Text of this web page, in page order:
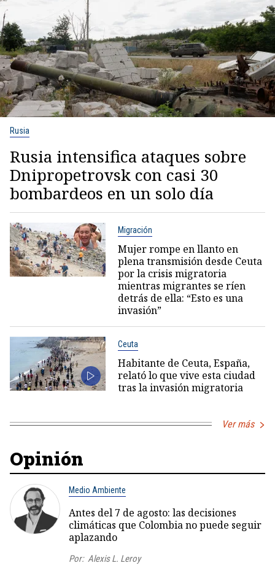
Rusia
Rusia intensifica ataques sobre
Dnipropetrovsk con casi 30
bombardeos en un solo día
Migración
Mujer rompe en llanto en
plena transmisión desde Ceuta
por la crisis migratoria
mientras migrantes se ríen
detrás de ella: “Esto es una
invasión”
Ceuta
Habitante de Ceuta, España,
relató lo que vive esta ciudad
tras la invasión migratoria
Ver más
Opinión
Medio Ambiente
Antes del 7 de agosto: las decisiones
climáticas que Colombia no puede seguir
aplazando
Por: Alexis L. Leroy